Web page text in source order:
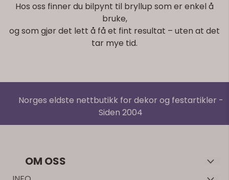
Hos oss finner du bilpynt til bryllup som er enkel å
bruke,
og som gjør det lett å få et fint resultat – uten at det
tar mye tid.
Norges eldste nettbutikk for dekor og festartikler -
Siden 2004
OM OSS
Velkommen til Decorium – Norges første nettbutikk for dekor